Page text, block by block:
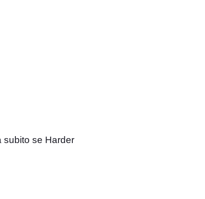
subito se Harder